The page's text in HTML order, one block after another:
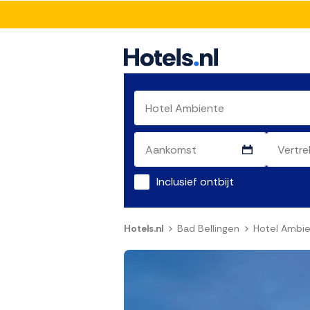
Inclusief ontbijt
Hotels.nl Bad Bellingen Hotel